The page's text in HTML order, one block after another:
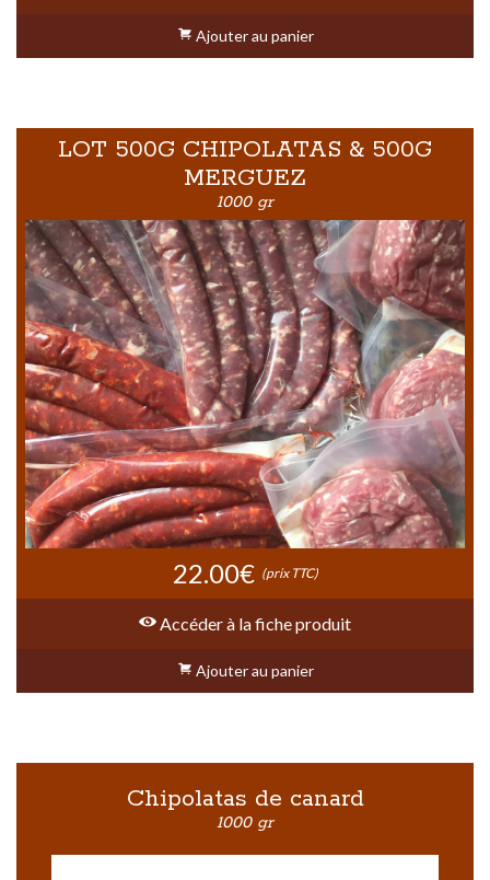
Ajouter au panier
LOT 500G CHIPOLATAS & 500G
MERGUEZ
1000 gr
22.00€ (prix TTC)
Accéder à la fiche produit
Ajouter au panier
Chipolatas de canard
1000 gr